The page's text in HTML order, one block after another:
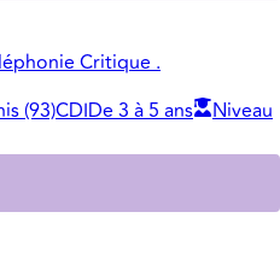
Critique .
(93)CDIDe 3 à 5 ans
Niveau